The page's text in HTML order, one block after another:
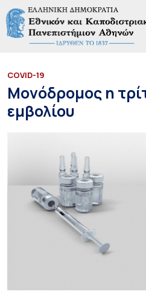
COVID-19
Μονόδρομος η
εμβολίου